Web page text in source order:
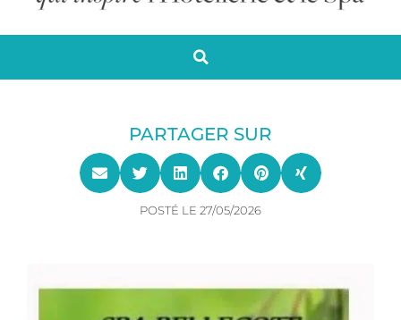
PARTAGER SUR
POSTÉ LE 27/05/2026